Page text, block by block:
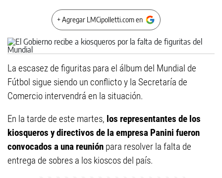
+ Agregar LMCipolletti.com en
La escasez de figuritas para el álbum del Mundial de
Fútbol sigue siendo un conflicto y la Secretaría de
Comercio intervendrá en la situación.
En la tarde de este martes, los representantes de los
kiosqueros y directivos de la empresa Panini fueron
convocados a una reunión para resolver la falta de
entrega de sobres a los kioscos del país.